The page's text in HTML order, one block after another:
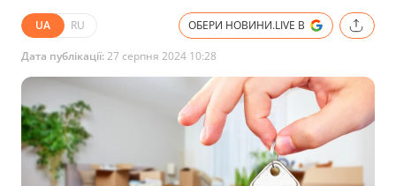
UA RU ОБЕРИ НОВИНИ.LIVE В
Дата публікації:27 серпня 2024 10:28